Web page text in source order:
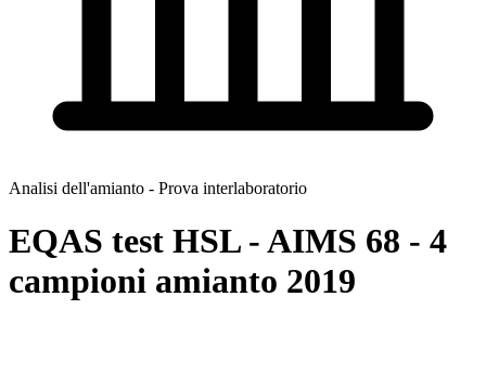
Analisi dell'amianto - Prova interlaboratorio
EQAS test HSL - AIMS 68 - 4
campioni amianto 2019